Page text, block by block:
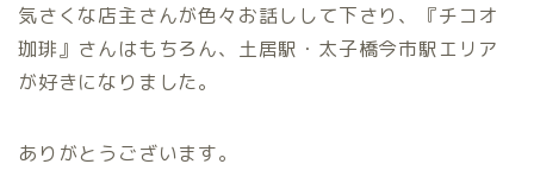
気さくな店主さんが色々お話しして下さり、『チコオ
珈琲』さんはもちろん、土居駅・太子橋今市駅エリア
が好きになりました。
ありがとうございます。